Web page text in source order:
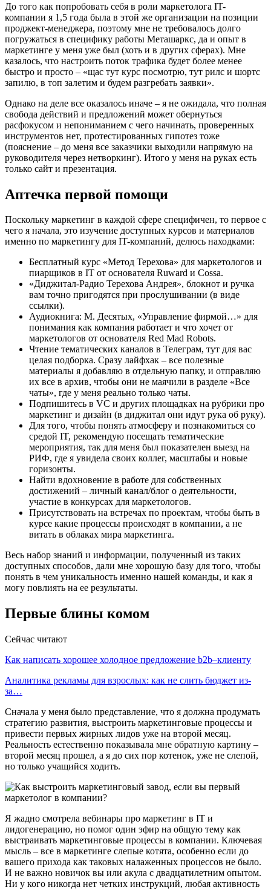
До того как попробовать себя в роли маркетолога IT-
компании я 1,5 года была в этой же организации на позиции
проджект-менеджера, поэтому мне не требовалось долго
погружаться в специфику работы Меташаркс, да и опыт в
маркетинге у меня уже был (хоть и в других сферах). Мне
казалось, что настроить поток трафика будет более менее
быстро и просто – «щас тут курс посмотрю, тут рилс и шортс
запилю, в топ залетим и будем разгребать заявки».
Однако на деле все оказалось иначе – я не ожидала, что полная
свобода действий и предложений может обернуться
расфокусом и непониманием с чего начинать, проверенных
инструментов нет, протестированных гипотез тоже
(пояснение – до меня все заказчики выходили напрямую на
руководителя через нетворкинг). Итого у меня на руках есть
только сайт и презентация.
Аптечка первой помощи
Поскольку маркетинг в каждой сфере специфичен, то первое с
чего я начала, это изучение доступных курсов и материалов
именно по маркетингу для IT-компаний, делюсь находками:
Бесплатный курс «Метод Терехова» для маркетологов и
пиарщиков в IT от основателя Ruward и Cossa.
«Диджитал-Радио Терехова Андрея», блокнот и ручка
вам точно пригодятся при прослушивании (в виде
ссылки).
Аудиокнига: М. Десятых, «Управление фирмой…» для
понимания как компания работает и что хочет от
маркетологов от основателя Red Mad Robots.
Чтение тематических каналов в Телеграм, тут для вас
целая подборка. Сразу лайфхак – все полезные
материалы я добавляю в отдельную папку, и отправляю
их все в архив, чтобы они не маячили в разделе «Все
чаты», где у меня реально только чаты.
Подпишитесь в VC и других площадках на рубрики про
маркетинг и дизайн (в диджитал они идут рука об руку).
Для того, чтобы понять атмосферу и познакомиться со
средой IT, рекомендую посещать тематические
мероприятия, так для меня был показателен выезд на
РИФ, где я увидела своих коллег, масштабы и новые
горизонты.
Найти вдохновение в работе для собственных
достижений – личный канал/блог о деятельности,
участие в конкурсах для маркетологов.
Присутствовать на встречах по проектам, чтобы быть в
курсе какие процессы происходят в компании, а не
витать в облаках мира маркетинга.
Весь набор знаний и информации, полученный из таких
доступных способов, дали мне хорошую базу для того, чтобы
понять в чем уникальность именно нашей команды, и как я
могу повлиять на ее результаты.
Первые блины комом
Сейчас читают
Как написать хорошее холодное предложение b2b–клиенту
Аналитика рекламы для взрослых: как не слить бюджет из-
за…
Сначала у меня было представление, что я должна продумать
стратегию развития, выстроить маркетинговые процессы и
привести первых жирных лидов уже на второй месяц.
Реальность естественно показывала мне обратную картину –
второй месяц прошел, а я до сих пор котенок, уже не слепой,
но только учащийся ходить.
Я жадно смотрела вебинары про маркетинг в IT и
лидогенерацию, но помог один эфир на общую тему как
выстраивать маркетинговые процессы в компании. Ключевая
мысль – все в маркетинге слепые котята, особенно если до
вашего прихода как таковых налаженных процессов не было.
И не важно новичок вы или акула с двадцатилетним опытом.
Ни у кого никогда нет четких инструкций, любая активность